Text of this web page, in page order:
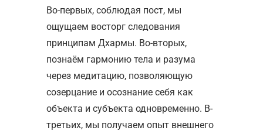
Во-первых, соблюдая пост, мы
ощущаем восторг следования
принципам Дхармы. Во-вторых,
познаём гармонию тела и разума
через медитацию, позволяющую
созерцание и осознание себя как
объекта и субъекта одновременно. В-
третьих, мы получаем опыт внешнего